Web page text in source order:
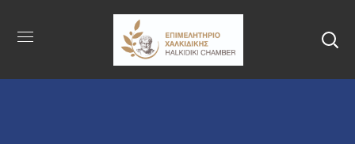
στο
περιεχόμενο